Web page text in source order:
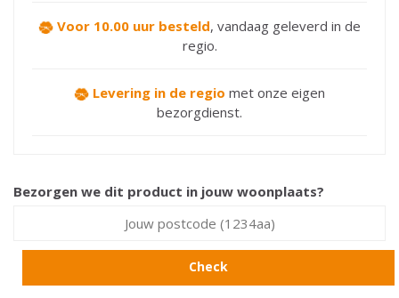
Voor 10.00 uur besteld, vandaag geleverd in de
regio.
Levering in de regio met onze eigen
bezorgdienst.
Bezorgen we dit product in jouw woonplaats?
Check